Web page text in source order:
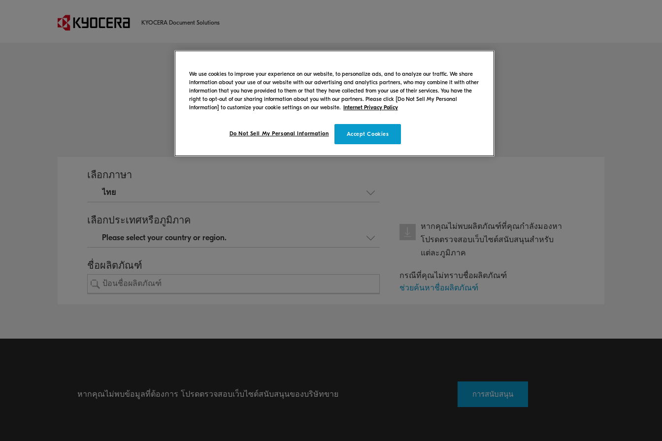
KYOCERA Document Solutions
MFP/เครื่องพิมพ์
ยินดีต้อนรับสู่หน้าการสนับสนุนผู้ใช้
หน้านี้ให้ข้อมูลเกี่ยวกับวิธีการตั้งค่า คู่มือผู้ใช้ ขั้นตอนการเปลี่ยนวัสดุสิ้นเปลือง ฯลฯ
เลือกภาษา
เลือกประเทศหรือภูมิภาค
ชื่อผลิตภัณฑ์
หากคุณไม่พบผลิตภัณฑ์ที่คุณกำลังมองหา
โปรดตรวจสอบเว็บไซต์สนับสนุนสำหรับ
แต่ละภูมิภาค
กรณีที่คุณไม่ทราบชื่อผลิตภัณฑ์
ช่วยค้นหาชื่อผลิตภัณฑ์
หากคุณไม่พบข้อมูลที่ต้องการ โปรดตรวจสอบเว็บไซต์สนับสนุนของบริษัทขาย การสนับสนุน
We use cookies to improve your experience on our website, to personalize ads, and to analyze our traffic. We share
information about your use of our website with our advertising and analytics partners, who may combine it with other
information that you have provided to them or that they have collected from your use of their services. You have the
right to opt-out of our sharing information about you with our partners. Please click [Do Not Sell My Personal
Information] to customize your cookie settings on our website.
Internet Privacy Policy
Accept Cookies
Do Not Sell My Personal Information